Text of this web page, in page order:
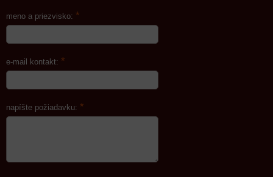
meno a priezvisko: *
e-mail kontakt: *
napíšte požiadavku: *